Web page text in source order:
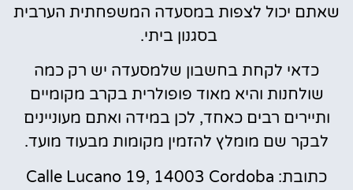
שאתם יכול לצפות במסעדה המשפחתית הערבית
בסגנון ביתי.
כדאי לקחת בחשבון שלמסעדה יש ​​רק כמה
שולחנות והיא מאוד פופולרית בקרב מקומיים
ותיירים רבים כאחד, לכן במידה ואתם מעוניינים
לבקר שם מומלץ להזמין מקומות מבעוד מועד.
כתובת: Calle Lucano 19, 14003 Cordoba